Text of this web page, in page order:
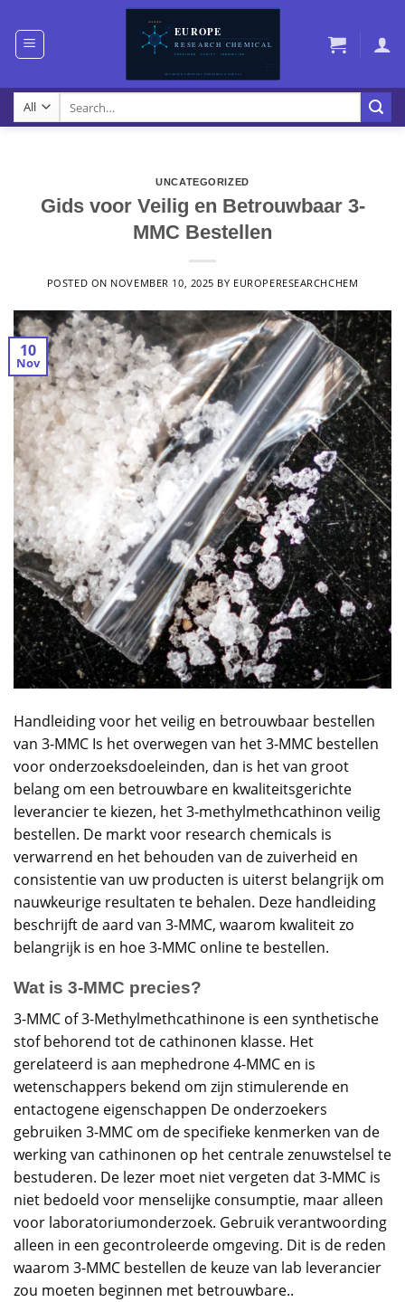
content
for:
UNCATEGORIZED
Gids voor Veilig en Betrouwbaar 3-
MMC Bestellen
POSTED ON NOVEMBER 10, 2025 BY EUROPERESEARCHCHEM
10
Nov
Handleidingvoor het veilig en betrouwbaar bestellen
van 3-MMC Is het overwegen van het 3-MMC bestellen
voor onderzoeksdoeleinden, dan is het van groot
belang om een betrouwbare en kwaliteitsgerichte
leverancier te kiezen, het 3-methylmethcathinon veilig
bestellen. De markt voor research chemicals is
verwarrend en het behouden van de zuiverheid en
consistentie van uw producten is uiterst belangrijk om
nauwkeurige resultaten te behalen. Deze handleiding
beschrijft de aard van 3-MMC, waarom kwaliteit zo
belangrijk is en hoe 3-MMC online te bestellen.
Wat is 3-MMC precies?
3-MMC of 3-Methylmethcathinone is een synthetische
stof behorend tot de cathinonen klasse. Het
gerelateerd is aan mephedrone 4-MMC en is
wetenschappers bekend om zijn stimulerende en
entactogene eigenschappen De onderzoekers
gebruiken 3-MMC om de specifieke kenmerken van de
werking van cathinonen op het centrale zenuwstelsel te
bestuderen. De lezer moet niet vergeten dat 3-MMC is
niet bedoeld voor menselijke consumptie, maar alleen
voor laboratoriumonderzoek. Gebruik verantwoording
alleen in een gecontroleerde omgeving. Dit is de reden
waarom 3-MMC bestellen de keuze van lab leverancier
zou moeten beginnen met betrouwbare..